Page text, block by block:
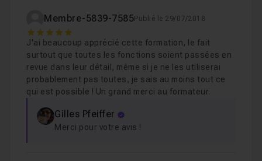
Chapitre 10 : Les masques
Chapitre 11 : Les menus, suite et fin 36m09
Chapitre 12 : Exercice pratique: Les formats Raw
Membre-5839-7585Publié le 29/07/2018
5
J'ai beaucoup apprécié cette formation, le fait
surtout que toutes les fonctions soient passées en
revue dans leur détail, même si je ne les utiliserai
probablement pas toutes, je sais au moins tout ce
qui est possible ! Un grand merci au formateur.
Gilles Pfeiffer
Merci pour votre avis !